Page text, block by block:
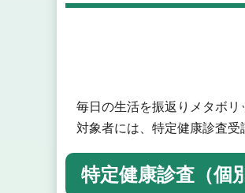
毎日の生活を振返りメタボリ
対象者には、特定健康診査
特定健康診査（個